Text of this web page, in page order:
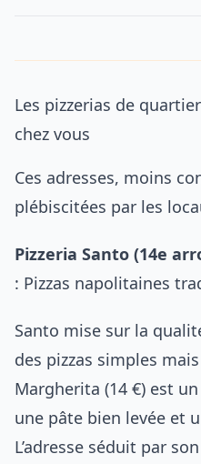
Les pizzerias de
chez vous
Ces adresses, moins
plébiscitées par les
Pizzeria Santo (14e
: Pizzas napolitaines
Santo mise sur la
des pizzas simples
Margherita (14 €) est
une pâte bien levée et
L’adresse séduit par